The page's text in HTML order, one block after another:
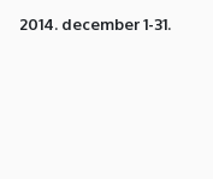
2014. december 1-31.